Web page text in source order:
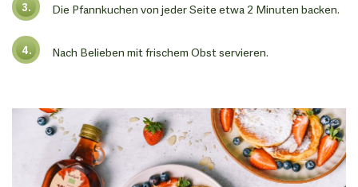
Die Pfannkuchen von jeder Seite etwa 2 Minuten backen.
Nach Belieben mit frischem Obst servieren.